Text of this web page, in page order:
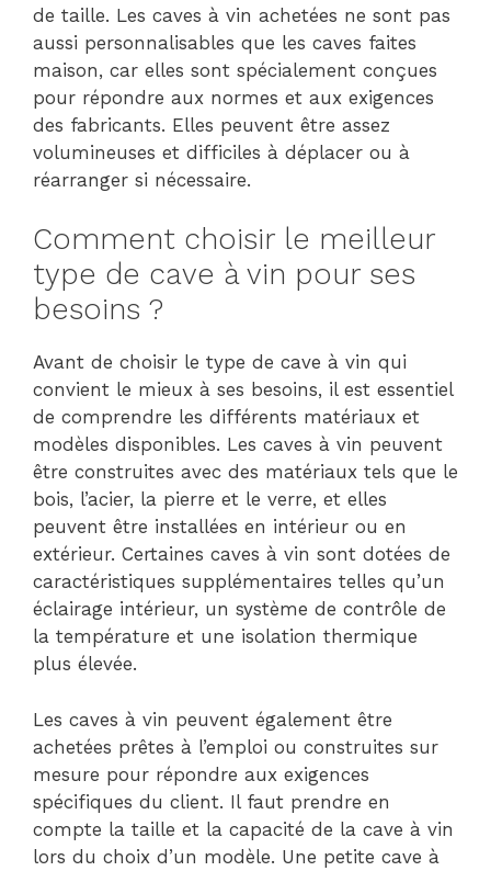
de taille. Les caves à vin achetées ne sont pas
aussi personnalisables que les caves faites
maison, car elles sont spécialement conçues
pour répondre aux normes et aux exigences
des fabricants. Elles peuvent être assez
volumineuses et difficiles à déplacer ou à
réarranger si nécessaire.
Comment choisir le meilleur
type de cave à vin pour ses
besoins ?
Avant de choisir le type de cave à vin qui
convient le mieux à ses besoins, il est essentiel
de comprendre les différents matériaux et
modèles disponibles. Les caves à vin peuvent
être construites avec des matériaux tels que le
bois, l’acier, la pierre et le verre, et elles
peuvent être installées en intérieur ou en
extérieur. Certaines caves à vin sont dotées de
caractéristiques supplémentaires telles qu’un
éclairage intérieur, un système de contrôle de
la température et une isolation thermique
plus élevée.
Les caves à vin peuvent également être
achetées prêtes à l’emploi ou construites sur
mesure pour répondre aux exigences
spécifiques du client. Il faut prendre en
compte la taille et la capacité de la cave à vin
lors du choix d’un modèle. Une petite cave à